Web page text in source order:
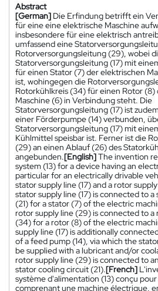
Abstract
[German] Die Erfindung betrifft ein
für eine eine elektrische Maschine
insbesondere für eine elektrisch
umfassend eine
Rotorversorgungsleitung (29), wobei
Statorversorgungsleitung (17) mit
für einen Stator (7) der elektrischen
ist, wohingegen die
Rotorkühlkreis (34) für einen Rotor (8)
Maschine (6) in Verbindung steht. Die
Statorversorgungsleitung (17) ist
einer Förderpumpe (14) verbunden,
Statorversorgungsleitung (17) mit
Kühlmittel speisbar ist. Ferner ist die
(29) an einen Ablauf (26) des
angebunden.[English]The invention
system (13) for a device having an
particular for an electrically drivable
stator supply line (17) and a rotor
stator supply line (17) is connected to
(21) for a stator (7) of the electric
rotor supply line (29) is connected to
(34) for a rotor (8) of the electric
supply line (17) is additionally
of a feed pump (14), via which the
be supplied with a lubricant and/or
rotor supply line (29) is connected to
stator cooling circuit (21).[French]
système d'alimentation (13) conçu
comprenant une machine électrique,